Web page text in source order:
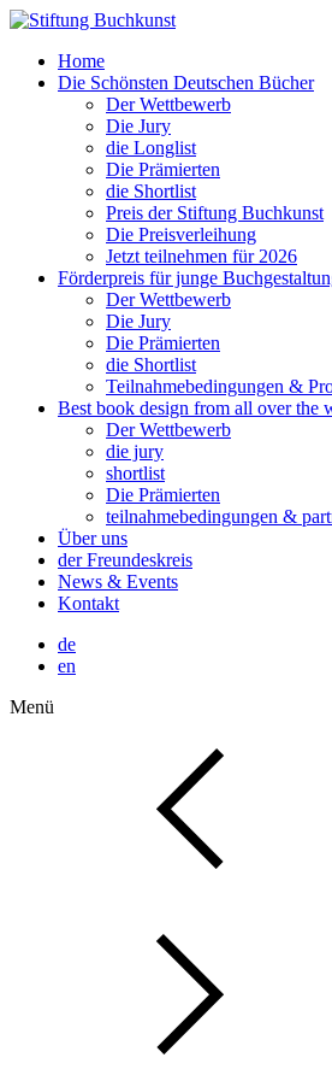
Home
Die Schönsten Deutschen Bücher
Der Wettbewerb
Die Jury
die Longlist
Die Prämierten
die Shortlist
Preis der Stiftung Buchkunst
Die Preisverleihung
Jetzt teilnehmen für 2026
Förderpreis für junge
Der Wettbewerb
Die Jury
Die Prämierten
die Shortlist
Teilnahmebedingungen &
Best book design from all over the
Der Wettbewerb
die jury
shortlist
Die Prämierten
teilnahmebedingungen &
Über uns
der Freundeskreis
News & Events
Kontakt
de
en
Menü